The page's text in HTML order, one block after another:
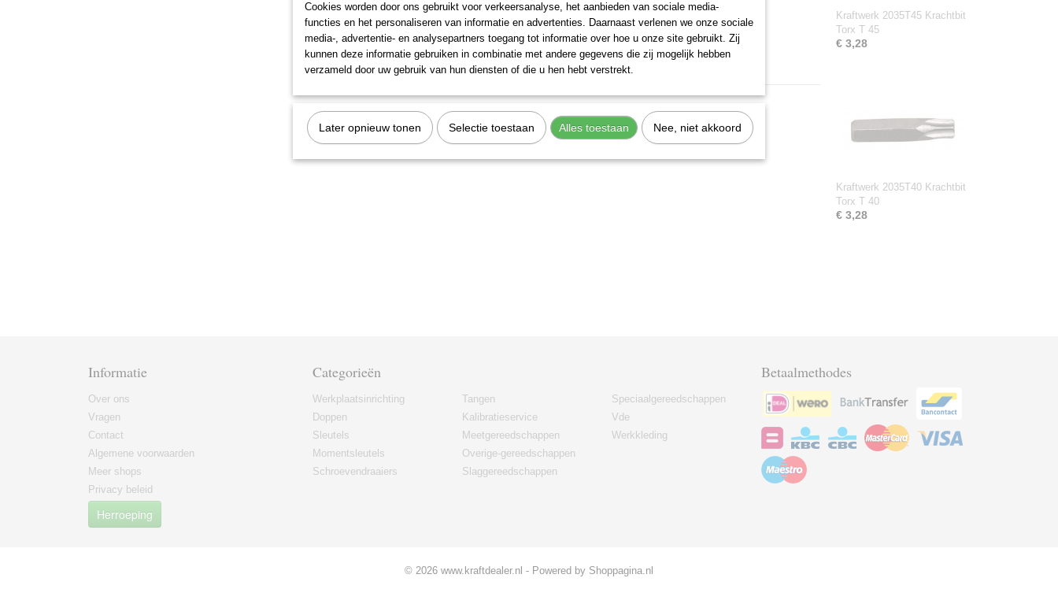
Totale lengte: 30 mm
Grootte: T 55
Aandrijfgrootte: 5/16 inch
Kraftwerk 2035T45 Krachtbit
Torx T 45
€ 3,28
Kraftwerk 2035T40 Krachtbit
Torx T 40
€ 3,28
Informatie
Over ons
Vragen
Contact
Algemene voorwaarden
Meer shops
Privacy beleid
Herroeping
Categorieën
Werkplaatsinrichting
Doppen
Sleutels
Momentsleutels
Schroevendraaiers
Tangen
Kalibratieservice
Meetgereedschappen
Overige-gereedschappen
Slaggereedschappen
Speciaalgereedschappen
Vde
Werkkleding
Betaalmethodes
© 2026 www.kraftdealer.nl - Powered by Shoppagina.nl
Cookies worden door ons gebruikt voor verkeersanalyse, het aanbieden van sociale media-
functies en het personaliseren van informatie en advertenties. Daarnaast verlenen we onze sociale
media-, advertentie- en analysepartners toegang tot informatie over hoe u onze site gebruikt. Zij
kunnen deze informatie gebruiken in combinatie met andere gegevens die zij mogelijk hebben
verzameld door uw gebruik van hun diensten of die u hen hebt verstrekt.
Later opnieuw tonen Selectie toestaan Alles toestaan Nee, niet akkoord